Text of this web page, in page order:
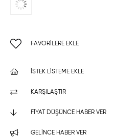
FAVORILERE EKLE
İSTEK LISTEME EKLE
KARŞILAŞTIR
FIYAT DÜŞÜNCE HABER VER
GELINCE HABER VER